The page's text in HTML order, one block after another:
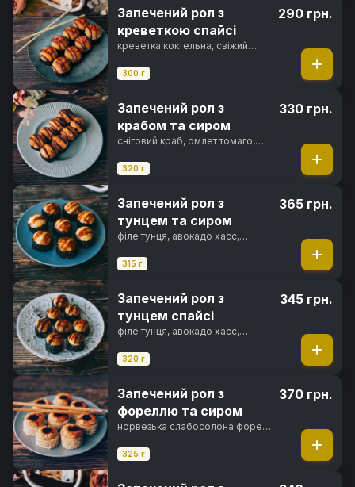
Запечений рол з
креветкою спайсі
креветка коктельна, свіжий
соус, фірмовий соус, перець
300 г
290 грн.
Запечений рол з
крабом та сиром
сніговий краб, омлет томаго,
соус, сир пармезан, майонез
320 г
330 грн.
Запечений рол з
тунцем та сиром
філе тунця, авокадо хасс,
пармезан, японський майонез,
315 г
365 грн.
Запечений рол з
тунцем спайсі
філе тунця, авокадо хасс,
соус, фірмовий соус, перець
320 г
345 грн.
Запечений рол з
фореллю та сиром
норвезька слабосолона форель,
кунжут, сир пармезан, японський
325 г
370 грн.